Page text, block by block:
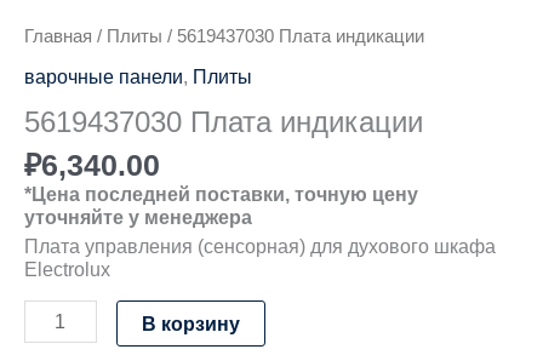
Главная / Плиты / 5619437030 Плата индикации
варочные панели Плиты
5619437030 Плата индикации
₽6,340.00
*Цена последней поставки, точную цену
уточняйте у менеджера
Плата управления (сенсорная) для духового шкафа
Electrolux
В корзину